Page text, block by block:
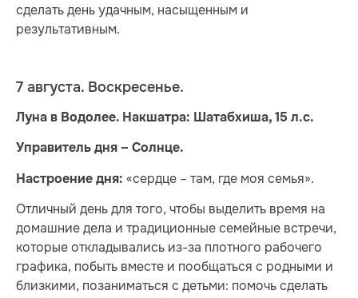
сделать день удачным, насыщенным и
результативным.
7 августа. Воскресенье.
Луна в Водолее. Накшатра: Шатабхиша, 15 л.с.
Управитель дня – Солнце.
Настроение дня: «сердце – там, где моя семья».
Отличный день для того, чтобы выделить время на
домашние дела и традиционные семейные встречи,
которые откладывались из-за плотного рабочего
графика, побыть вместе и пообщаться с родными и
близкими, позаниматься с детьми: помочь сделать